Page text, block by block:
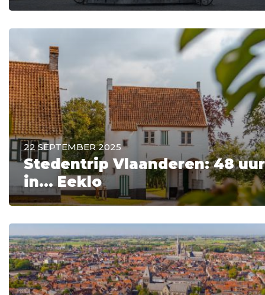
22 SEPTEMBER 2025
Stedentrip Vlaanderen: 48 uur
in... Eeklo